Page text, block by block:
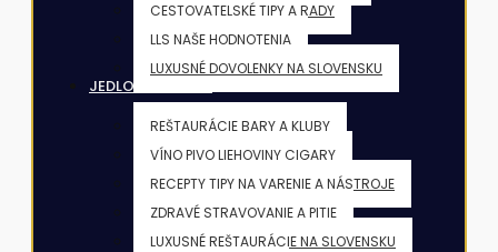
CESTOVATELSKÉ TIPY A RADY
LLS NAŠE HODNOTENIA
LUXUSNÉ DOVOLENKY NA SLOVENSKU
JEDLO & NÁPOJE
REŠTAURÁCIE BARY A KLUBY
VÍNO PIVO LIEHOVINY CIGARY
RECEPTY TIPY NA VARENIE A NÁSTROJE
ZDRAVÉ STRAVOVANIE A PITIE
LUXUSNÉ REŠTAURÁCIE NA SLOVENSKU